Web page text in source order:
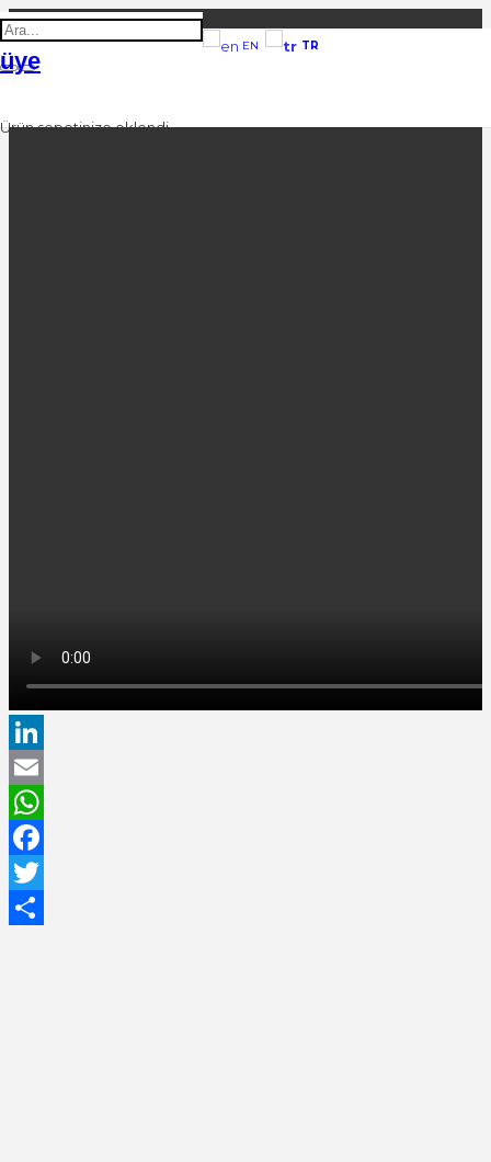
EN TR
üye
Ürünsepetinize eklendi.
LinkedIn
Email
WhatsApp
Facebook
Twitter